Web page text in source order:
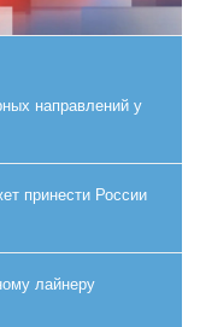
направлений у
принести России
лайнеру